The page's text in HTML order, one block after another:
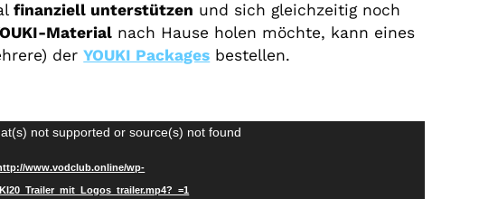
finanziell unterstützen und sich gleichzeitig noch
Material nach Hause holen möchte, kann eines
derYOUKI Packages bestellen.
not supported or source(s) not found
www.vodclub.online/wp-